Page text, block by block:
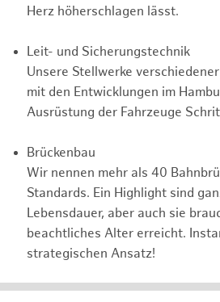
Herz höherschlagen lässt.
Leit- und Sicherungstechnik
Unsere Stellwerke
mit den Entwicklungen im
Ausrüstung der Fahrzeuge
Brückenbau
Wir nennen mehr als 40
Standards. Ein Highlight sind
Lebensdauer, aber auch sie
beachtliches Alter erreicht.
strategischen Ansatz!